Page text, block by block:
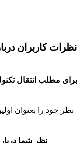
نظرات کاربران
برای مطلب انتقال
نظر خود را بعنوان
نظر شما